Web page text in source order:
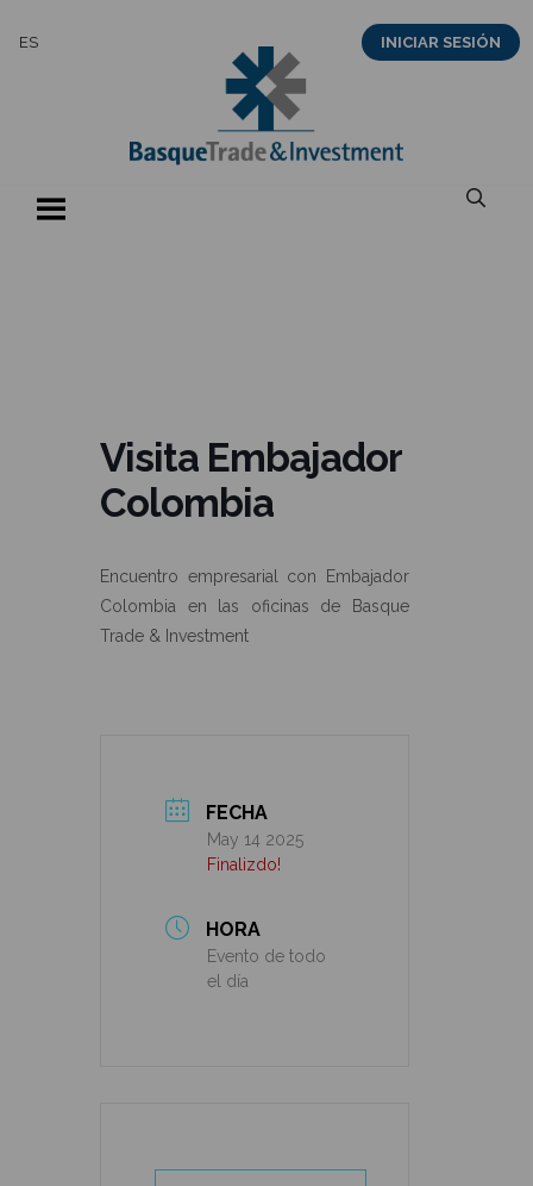
ES INICIAR SESIÓN
Visita Embajador
Colombia
Encuentro empresarial con Embajador
Colombia en las oficinas de Basque
Trade & Investment
FECHA
May 14 2025
Finalizdo!
HORA
Evento de todo
el día